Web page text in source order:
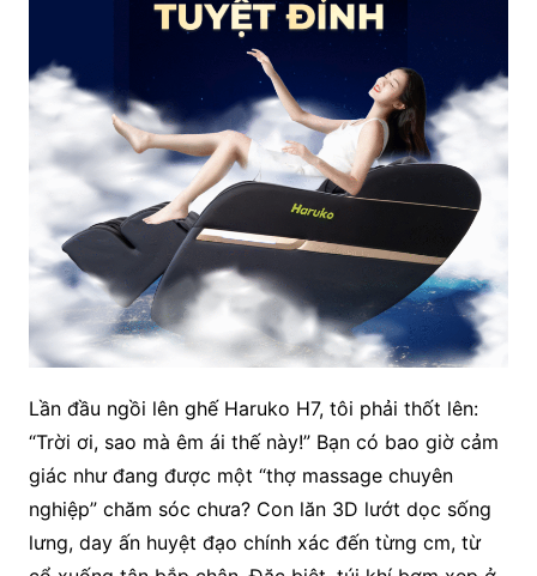
Lần đầu ngồi lên ghế Haruko H7, tôi phải thốt lên:
“Trời ơi, sao mà êm ái thế này!” Bạn có bao giờ cảm
giác như đang được một “thợ massage chuyên
nghiệp” chăm sóc chưa? Con lăn 3D lướt dọc sống
lưng, day ấn huyệt đạo chính xác đến từng cm, từ